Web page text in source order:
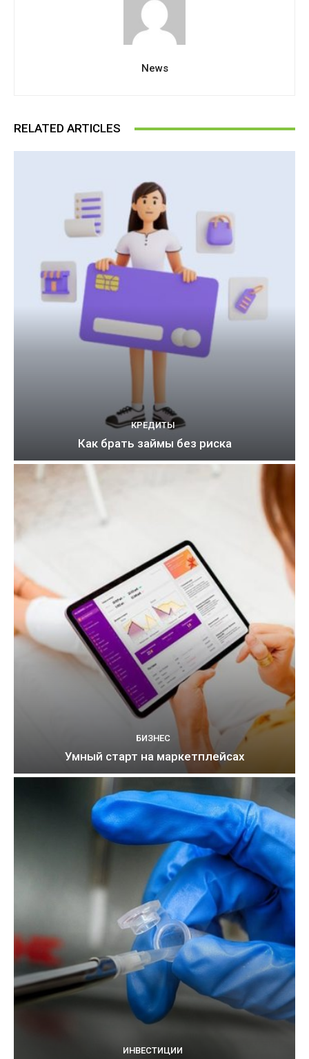
News
RELATED ARTICLES
КРЕДИТЫ
Как брать займы без риска
БИЗНЕС
Умный старт на маркетплейсах
ИНВЕСТИЦИИ